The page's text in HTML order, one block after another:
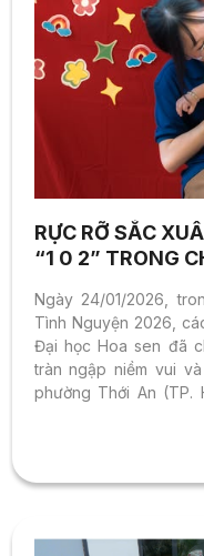
RỰC RỠ SẮC
“1 0 2” TRONG
Ngày 24/01/2026,
Tình Nguyện 2026,
Đại học Hoa sen đã
tràn ngập niềm vui
phường Thới An (TP.
háo hức đón nhận
một bức tranh mùa
và sẻ chia. Mỗi món